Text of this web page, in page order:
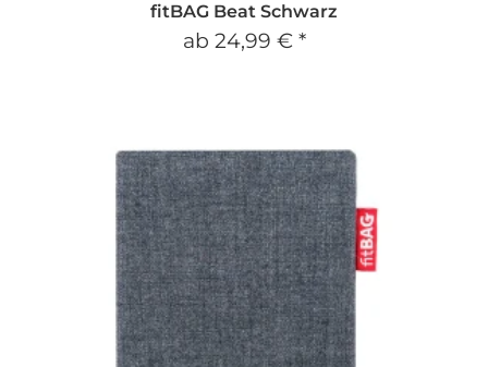
fitBAG Beat Schwarz
ab 24,99 € *